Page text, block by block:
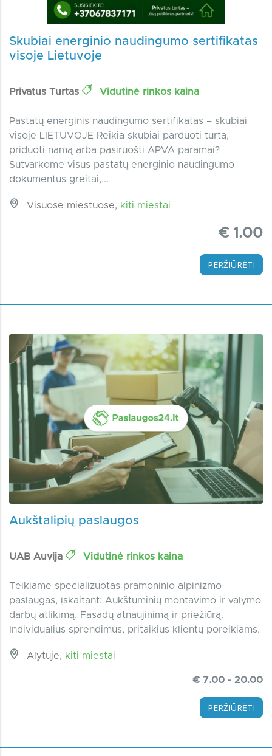
Skubiai energinio naudingumo sertifikatas
visoje Lietuvoje
Privatus Turtas Vidutinė rinkos kaina
Pastatų energinis naudingumo sertifikatas – skubiai
visoje LIETUVOJE Reikia skubiai parduoti turtą,
priduoti namą arba pasiruošti APVA paramai?
Sutvarkome visus pastatų energinio naudingumo
dokumentus greitai,...
Visuose miestuose, kiti miestai
€ 1.00
PERŽIŪRĖTI
Aukštalipių paslaugos
UAB Auvija Vidutinė rinkos kaina
Teikiame specializuotas pramoninio alpinizmo
paslaugas, įskaitant: Aukštuminių montavimo ir valymo
darbų atlikimą. Fasadų atnaujinimą ir priežiūrą.
Individualius sprendimus, pritaikius klientų poreikiams.
Alytuje, kiti miestai
€ 7.00 - 20.00
PERŽIŪRĖTI